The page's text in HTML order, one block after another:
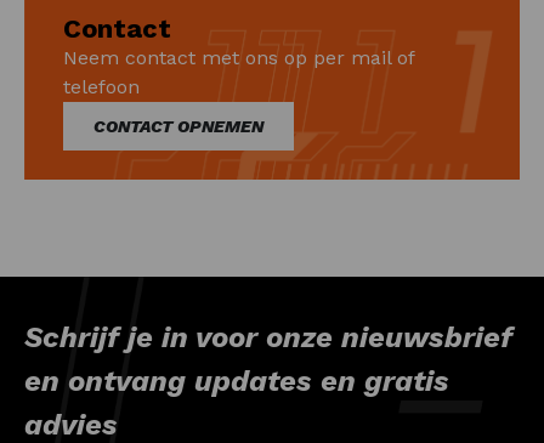
Contact
Neem contact met ons op per mail of
telefoon
CONTACT OPNEMEN
Schrijf je in voor onze nieuwsbrief
en ontvang updates en gratis
advies